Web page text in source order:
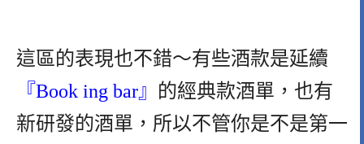
這區的表現也不錯～有些酒款是延續
『Book ing bar』 的經典款酒單，也有
新研發的酒單，所以不管你是不是第一